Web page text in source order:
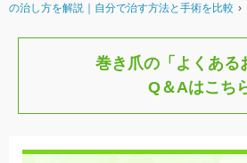
の治し方を解説｜自分で治す方法と手術を比較 ›
巻き爪の「よくある
Q＆Aはこち